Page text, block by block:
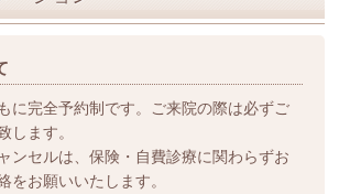
に完全予約制です。ご来院の際は必ずご
します。
ンセルは、保険・自費診療に関わらずお
をお願いいたします。